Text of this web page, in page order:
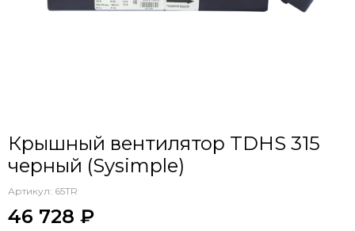
Крышный вентилятор TDHS 315
черный (Sysimple)
Артикул: 65TR
46 728 ₽